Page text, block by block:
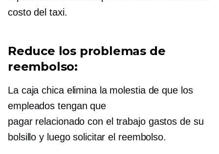
costo del taxi.
Reduce los problemas de
reembolso:
La caja chica elimina la molestia de que los
empleados tengan que
pagar relacionado con el trabajogastos de su
bolsillo y luego solicitar el reembolso.